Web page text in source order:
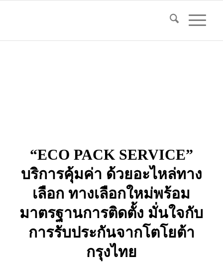
“ECO PACK SERVICE”
บริการคุ้มค่า ด้วยอะไหล่ทาง
เลือก ทางเลือกใหม่พร้อม
มาตรฐานการติดตั้ง มั่นใจกับ
การรับประกันจากโตโยต้า
กรุงไทย